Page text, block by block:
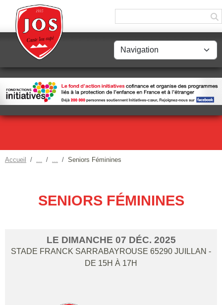
Accueil Seniors Féminines
SENIORS FÉMININES
LE DIMANCHE 07 DÉC. 2025
STADE FRANCK SARRABAYROUSE 65290 JUILLAN -
DE 15H À 17H
Panneau de gestion des cookies